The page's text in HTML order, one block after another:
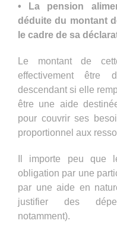
• La pension
déduite du montant
le cadre de sa
Le montant de
effectivement être
descendant si elle
être une aide
pour couvrir ses
proportionnel aux
Il importe peu que
obligation par une
par une aide en
justifier des
notamment).